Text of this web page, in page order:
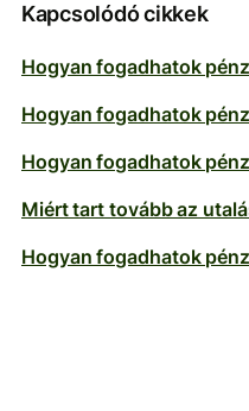
Kapcsolódó cikkek
Hogyan fogadhatok
Hogyan fogadhatok
Hogyan fogadhatok
Miért tart tovább az
Hogyan fogadhatok